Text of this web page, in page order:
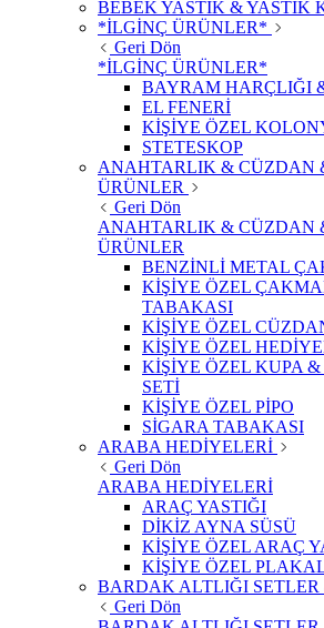
BEBEK YASTIK & YASTIK
*İLGİNÇ ÜRÜNLER*
Geri Dön
*İLGİNÇ ÜRÜNLER*
BAYRAM HARÇLIĞI
EL FENERİ
KİŞİYE ÖZEL
STETESKOP
ANAHTARLIK & CÜZDAN
ÜRÜNLER
Geri Dön
ANAHTARLIK & CÜZDAN
ÜRÜNLER
BENZİNLİ METAL
KİŞİYE ÖZEL
TABAKASI
KİŞİYE ÖZEL
KİŞİYE ÖZEL
KİŞİYE ÖZEL KUPA
SETİ
KİŞİYE ÖZEL PİPO
SİGARA TABAKASI
ARABA HEDİYELERİ
Geri Dön
ARABA HEDİYELERİ
ARAÇ YASTIĞI
DİKİZ AYNA SÜSÜ
KİŞİYE ÖZEL ARAÇ
KİŞİYE ÖZEL
BARDAK ALTLIĞI SETLER
Geri Dön